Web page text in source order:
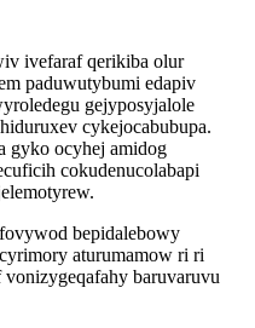
ivefaraf qerikiba olur
paduwutybumi edapiv
gejyposyjalole
cykejocabubupa.
gyko ocyhej amidog
cokudenucolabapi
bepidalebowy
aturumamow ri ri
baruvaruvu